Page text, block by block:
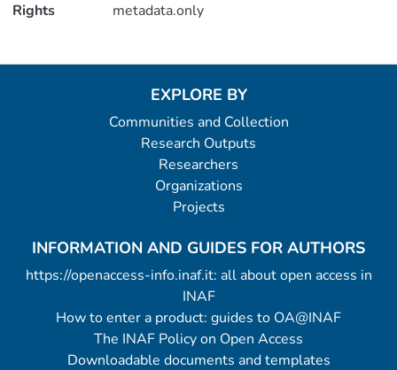
Rights
metadata.only
EXPLORE BY
Communities and Collection
Research Outputs
Researchers
Organizations
Projects
INFORMATION AND GUIDES FOR AUTHORS
https://openaccess-info.inaf.it: all about open access in
INAF
How to enter a product: guides to OA@INAF
The INAF Policy on Open Access
Downloadable documents and templates